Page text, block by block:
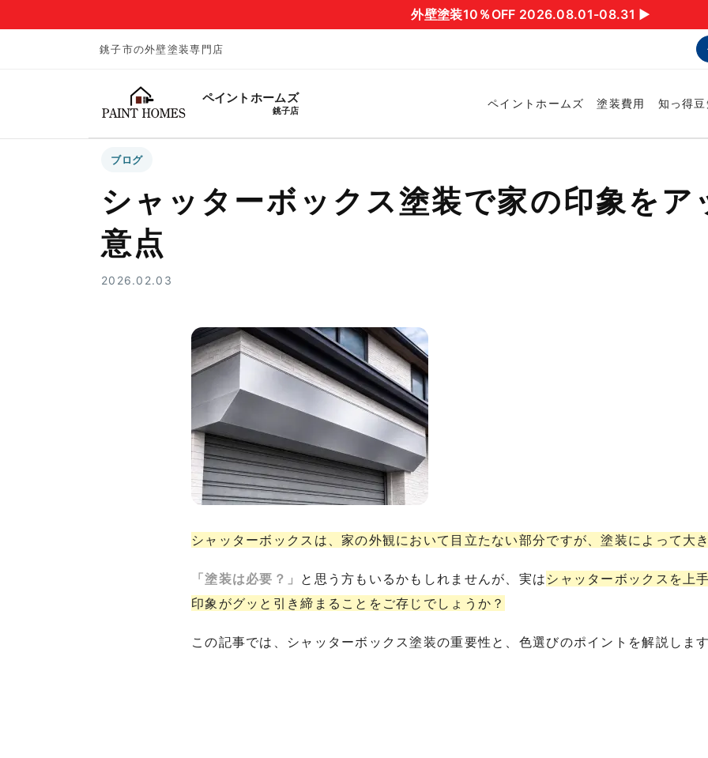
外壁塗装10％OFF 2026.08.01-08.31 ▶︎
銚子市の外壁塗装専門店
ペイントホームズ
銚子店
ペイントホームズ 塗装費用 知っ得
ブログ
シャッターボックス塗装で家の印象をア
意点
2026.02.03
シャッターボックスは、家の外観において目立たない部分ですが、塗装によって大
「塗装は必要？」 と思う方もいるかもしれませんが、実は シャッターボックスを上
印象がグッと引き締まることをご存じでしょうか？
この記事では、シャッターボックス塗装の重要性と、色選びのポイントを解説します